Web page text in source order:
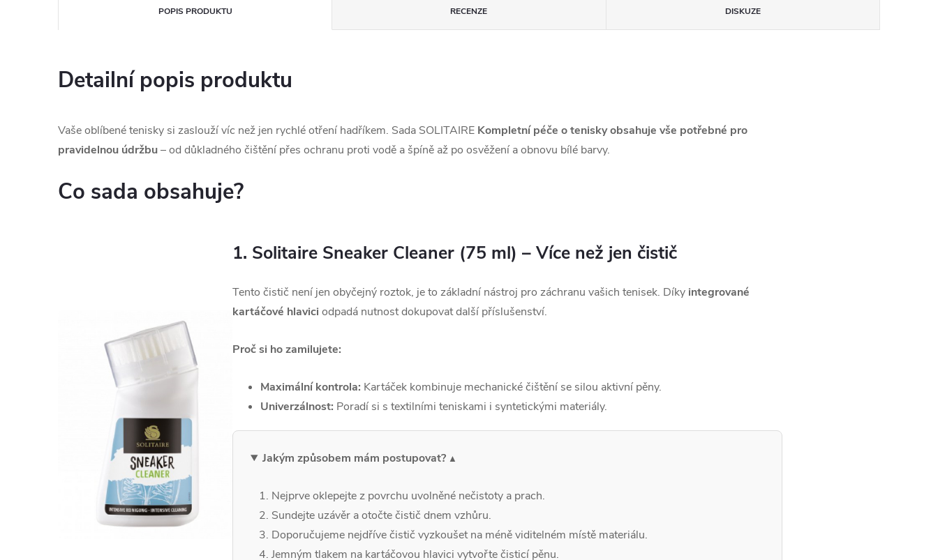
POPIS PRODUKTU RECENZE DISKUZE
Detailní popis produktu
Vaše oblíbené tenisky si zaslouží víc než jen rychlé otření hadříkem. Sada SOLITAIRE Kompletní péče o tenisky obsahuje vše potřebné pro
pravidelnou údržbu– od důkladného čištění přes ochranu proti vodě a špíně až po osvěžení a obnovu bílé barvy.
Co sada obsahuje?
1. Solitaire Sneaker Cleaner (75 ml) – Více než jen čistič
Tento čistič není jen obyčejný roztok, je to základní nástroj pro záchranu vašich tenisek. Díky integrované
kartáčové hlavici odpadá nutnost dokupovat další příslušenství.
Proč si ho zamilujete:
Maximální kontrola: Kartáček kombinuje mechanické čištění se silou aktivní pěny.
Univerzálnost: Poradí si s textilními teniskami i syntetickými materiály.
Jakým způsobem mám postupovat?
Nejprve oklepejte z povrchu uvolněné nečistoty a prach.
Sundejte uzávěr a otočte čistič dnem vzhůru.
Doporučujeme nejdříve čistič vyzkoušet na méně viditelném místě materiálu.
Jemným tlakem na kartáčovou hlavici vytvořte čisticí pěnu.